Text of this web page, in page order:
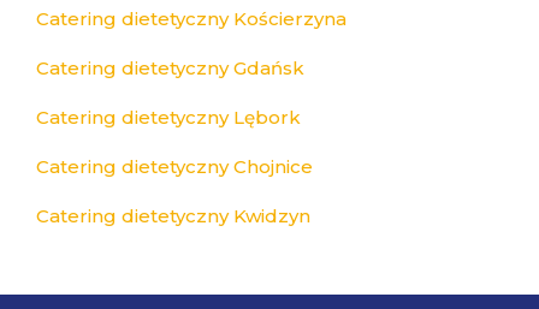
Catering dietetyczny Kościerzyna
Catering dietetyczny Gdańsk
Catering dietetyczny Lębork
Catering dietetyczny Chojnice
Catering dietetyczny Kwidzyn